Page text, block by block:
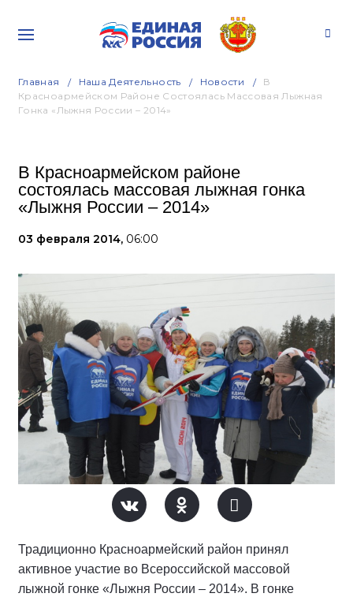
Главная Наша Деятельность Новости
В
Красноармейском Районе Состоялась Массовая Лыжная
Гонка «Лыжня России – 2014»
В Красноармейском районе
состоялась массовая лыжная гонка
«Лыжня России – 2014»
03 февраля 2014, 06:00
Традиционно Красноармейский район принял
активное участие во Всероссийской массовой
лыжной гонке «Лыжня России – 2014». В гонке